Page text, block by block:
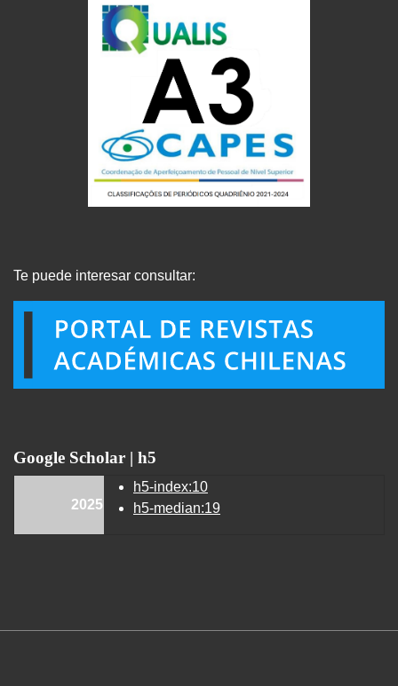
Te puede interesar consultar:
Google Scholar | h5
2025
h5-index:10
h5-median:19